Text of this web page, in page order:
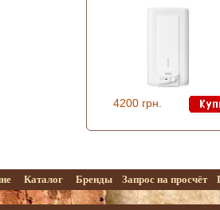
4200 грн.
Каталог Бренды Запрос на просчёт